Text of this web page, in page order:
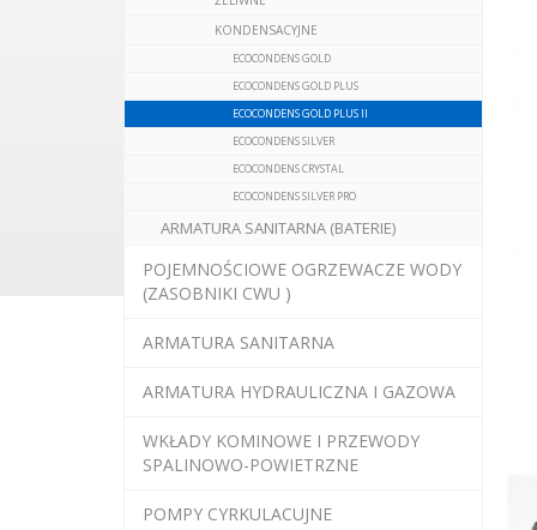
KONDENSACYJNE
ECOCONDENS GOLD
ECOCONDENS GOLD PLUS
ECOCONDENS GOLD PLUS II
ECOCONDENS SILVER
ECOCONDENS CRYSTAL
ECOCONDENS SILVER PRO
ARMATURA SANITARNA (BATERIE)
POJEMNOŚCIOWE OGRZEWACZE WODY
(ZASOBNIKI CWU )
ARMATURA SANITARNA
ARMATURA HYDRAULICZNA I GAZOWA
WKŁADY KOMINOWE I PRZEWODY
SPALINOWO-POWIETRZNE
POMPY CYRKULACUJNE